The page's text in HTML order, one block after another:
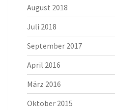
August 2018
Juli 2018
September 2017
April 2016
März 2016
Oktober 2015